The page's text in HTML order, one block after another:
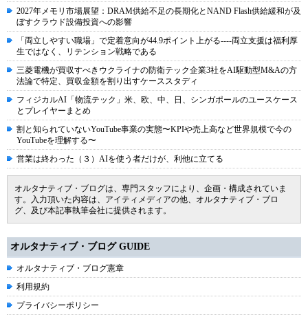
2027年メモリ市場展望：DRAM供給不足の長期化とNAND Flash供給緩和が及
ぼすクラウド設備投資への影響
「両立しやすい職場」で定着意向が44.9ポイント上がる----両立支援は福利厚
生ではなく、リテンション戦略である
三菱電機が買収すべきウクライナの防衛テック企業3社をAI駆動型M&Aの方
法論で特定、買収金額を割り出すケーススタディ
フィジカルAI「物流テック」米、欧、中、日、シンガポールのユースケース
とプレイヤーまとめ
割と知られていないYouTube事業の実態〜KPIや売上高など世界規模で今の
YouTubeを理解する〜
営業は終わった（３）AIを使う者だけが、利他に立てる
オルタナティブ・ブログは、専門スタッフにより、企画・構成されていま
す。入力頂いた内容は、アイティメディアの他、オルタナティブ・ブロ
グ、及び本記事執筆会社に提供されます。
オルタナティブ・ブログ GUIDE
オルタナティブ・ブログ憲章
利用規約
プライバシーポリシー